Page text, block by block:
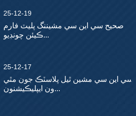
25-12-19
صحيح سي اين سي مشيننگ پليٽ فارم
ڪيئن چونڊيو...
25-12-17
سي اين سي مشين ٿيل پلاسٽڪ جون مٿي
ون ايپليڪيشنون...